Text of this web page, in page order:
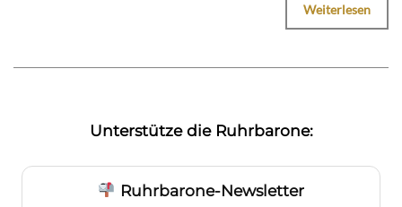
Weiterlesen
Unterstütze die Ruhrbarone:
Ruhrbarone-Newsletter